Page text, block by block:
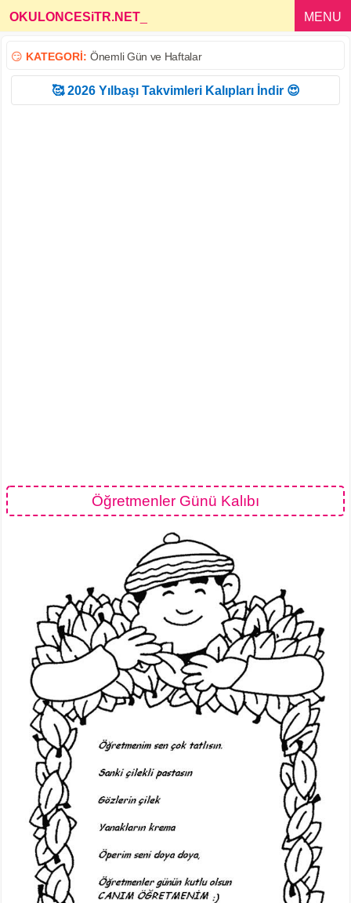
OKULONCESiTR.NET MENU
😏 KATEGORİ: Önemli Gün ve Haftalar
🥰 2026 Yılbaşı Takvimleri Kalıpları İndir 😍
Öğretmenler Günü Kalıbı